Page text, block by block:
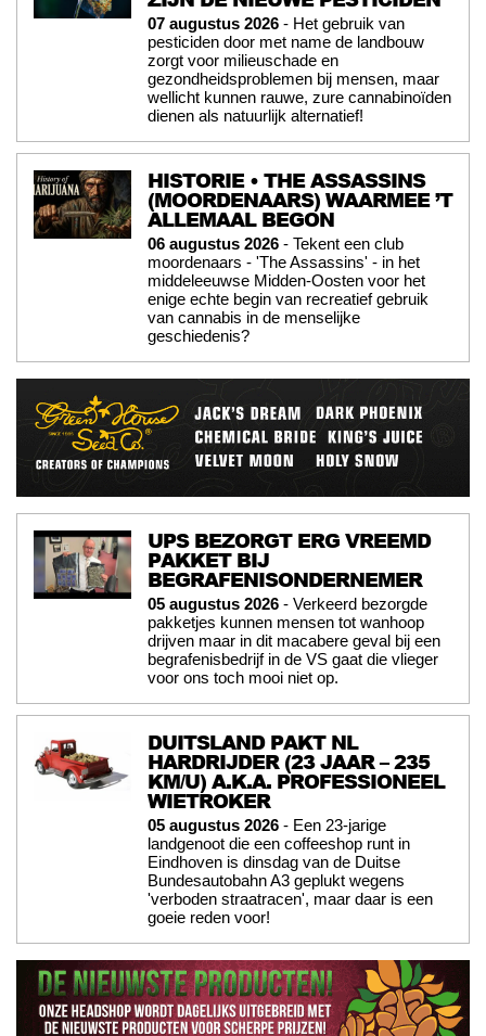
07 augustus 2026 - Het gebruik van
pesticiden door met name de landbouw
zorgt voor milieuschade en
gezondheidsproblemen bij mensen, maar
wellicht kunnen rauwe, zure cannabinoïden
dienen als natuurlijk alternatief!
HISTORIE • THE ASSASSINS
(MOORDENAARS) WAARMEE ’T
ALLEMAAL BEGON
06 augustus 2026 - Tekent een club
moordenaars - 'The Assassins' - in het
middeleeuwse Midden-Oosten voor het
enige echte begin van recreatief gebruik
van cannabis in de menselijke
geschiedenis?
UPS BEZORGT ERG VREEMD
PAKKET BIJ
BEGRAFENISONDERNEMER
05 augustus 2026 - Verkeerd bezorgde
pakketjes kunnen mensen tot wanhoop
drijven maar in dit macabere geval bij een
begrafenisbedrijf in de VS gaat die vlieger
voor ons toch mooi niet op.
DUITSLAND PAKT NL
HARDRIJDER (23 JAAR – 235
KM/U) A.K.A. PROFESSIONEEL
WIETROKER
05 augustus 2026 - Een 23-jarige
landgenoot die een coffeeshop runt in
Eindhoven is dinsdag van de Duitse
Bundesautobahn A3 geplukt wegens
'verboden straatracen', maar daar is een
goeie reden voor!